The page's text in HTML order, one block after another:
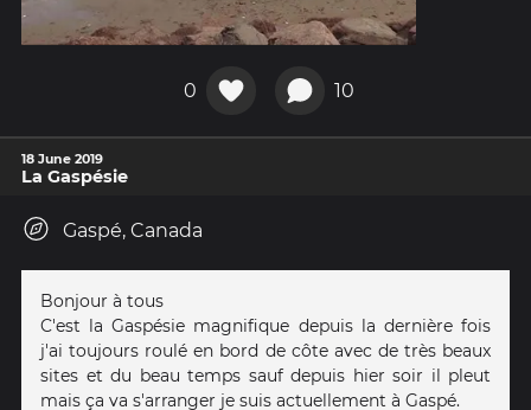
0 10
18 June 2019
La Gaspésie
Gaspé, Canada
Bonjour à tous
C'est la Gaspésie magnifique depuis la dernière fois
j'ai toujours roulé en bord de côte avec de très beaux
sites et du beau temps sauf depuis hier soir il pleut
mais ça va s'arranger je suis actuellement à Gaspé.